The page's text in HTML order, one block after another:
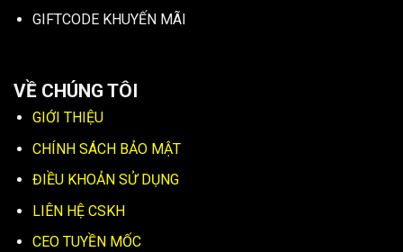
GIFTCODE KHUYẾN MÃI
VỀ CHÚNG TÔI
GIỚI THIỆU
CHÍNH SÁCH BẢO MẬT
ĐIỀU KHOẢN SỬ DỤNG
LIÊN HỆ CSKH
CEO TUYỀN MỐC